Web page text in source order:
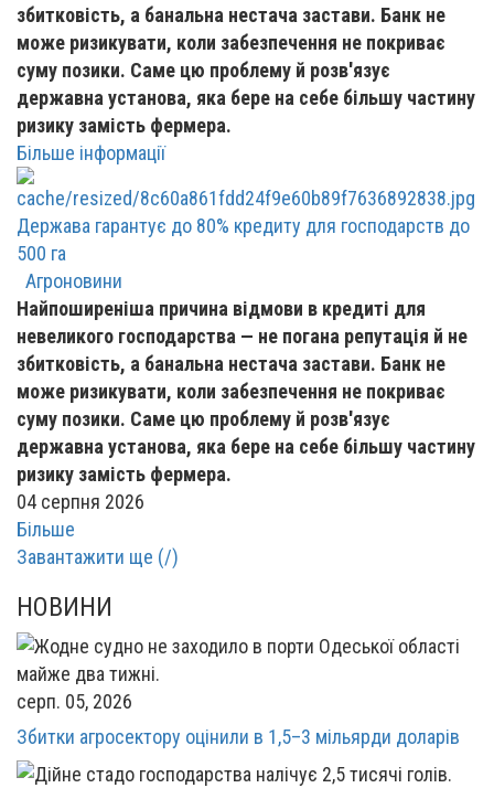
збитковість, а банальна нестача застави. Банк не
може ризикувати, коли забезпечення не покриває
суму позики. Саме цю проблему й розв'язує
державна установа, яка бере на себе більшу частину
ризику замість фермера.
Більше інформації
Держава гарантує до 80% кредиту для господарств до
500 га
Агроновини
Найпоширеніша причина відмови в кредиті для
невеликого господарства — не погана репутація й не
збитковість, а банальна нестача застави. Банк не
може ризикувати, коли забезпечення не покриває
суму позики. Саме цю проблему й розв'язує
державна установа, яка бере на себе більшу частину
ризику замість фермера.
04 серпня 2026
Більше
Завантажити ще (/)
НОВИНИ
серп. 05, 2026
Збитки агросектору оцінили в 1,5–3 мільярди доларів